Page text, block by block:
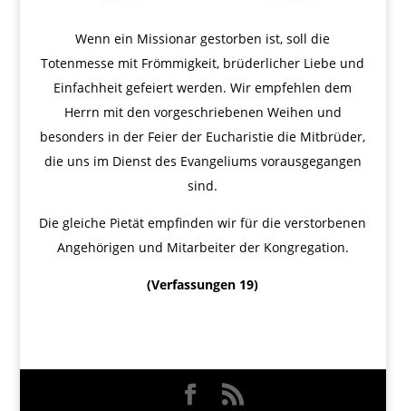
Wenn ein Missionar gestorben ist, soll die
Totenmesse mit Frömmigkeit, brüderlicher Liebe und
Einfachheit gefeiert werden. Wir empfehlen dem
Herrn mit den vorgeschriebenen Weihen und
besonders in der Feier der Eucharistie die Mitbrüder,
die uns im Dienst des Evangeliums vorausgegangen
sind.
Die gleiche Pietät empfinden wir für die verstorbenen
Angehörigen und Mitarbeiter der Kongregation.
(Verfassungen 19)